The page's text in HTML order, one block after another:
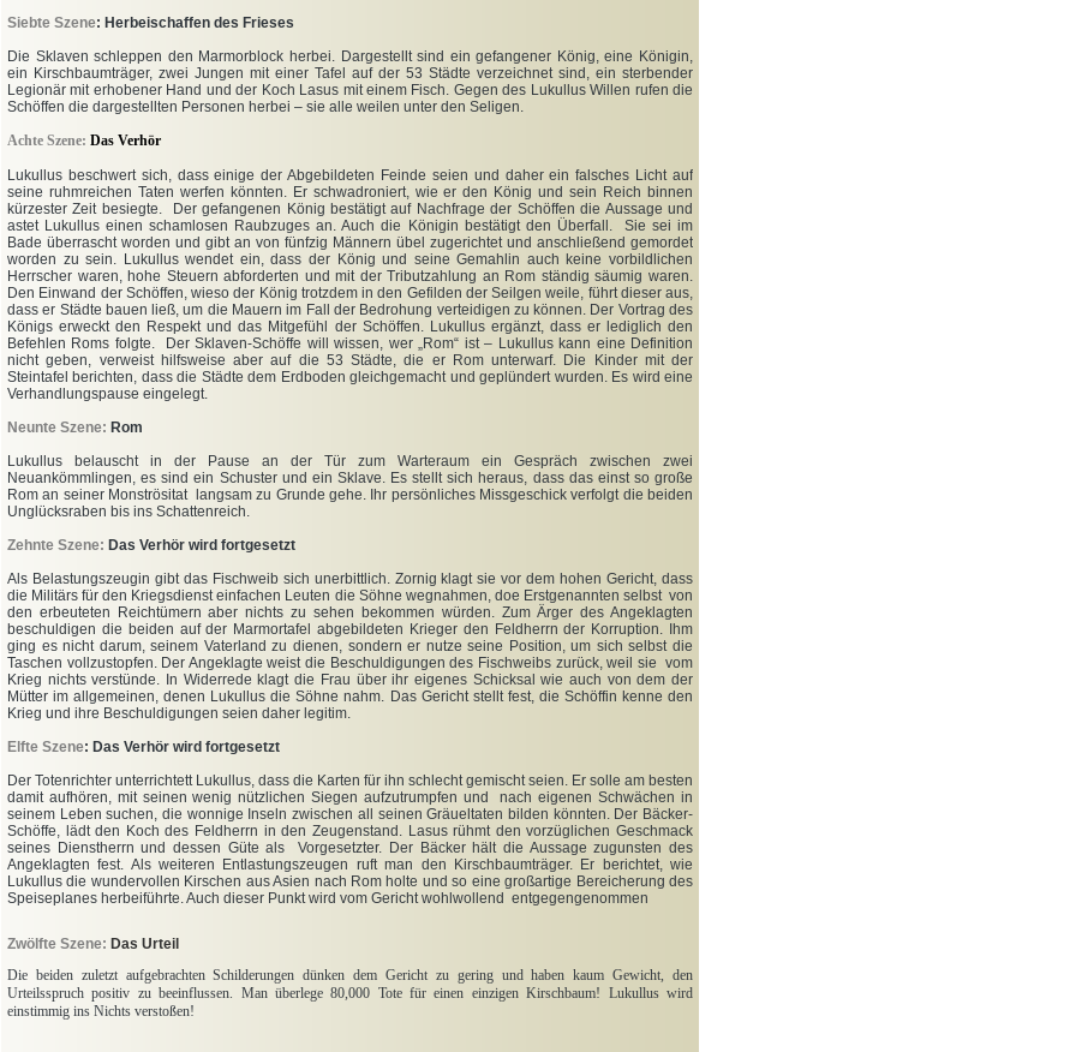
Siebte Szene: Herbeischaffen des Frieses
Die Sklaven schleppen den Marmorblock herbei. Dargestellt sind ein gefangener König, eine Königin,
ein Kirschbaumträger, zwei Jungen mit einer Tafel auf der 53 Städte verzeichnet sind, ein sterbender
Legionär mit erhobener Hand und der Koch Lasus mit einem Fisch. Gegen des Lukullus Willen rufen die
Schöffen die dargestellten Personen herbei – sie alle weilen unter den Seligen.
Achte Szene: Das Verhör
Lukullus beschwert sich, dass einige der Abgebildeten Feinde seien und daher ein falsches Licht auf
seine ruhmreichen Taten werfen könnten. Er schwadroniert, wie er den König und sein Reich binnen
kürzester Zeit besiegte. Der gefangenen König bestätigt auf Nachfrage der Schöffen die Aussage und
astet Lukullus einen schamlosen Raubzuges an. Auch die Königin bestätigt den Überfall. Sie sei im
Bade überrascht worden und gibt an von fünfzig Männern übel zugerichtet und anschließend gemordet
worden zu sein. Lukullus wendet ein, dass der König und seine Gemahlin auch keine vorbildlichen
Herrscher waren, hohe Steuern abforderten und mit der Tributzahlung an Rom ständig säumig waren.
Den Einwand der Schöffen, wieso der König trotzdem in den Gefilden der Seilgen weile, führt dieser aus,
dass er Städte bauen ließ, um die Mauern im Fall der Bedrohung verteidigen zu können. Der Vortrag des
Königs erweckt den Respekt und das Mitgefühl der Schöffen. Lukullus ergänzt, dass er lediglich den
Befehlen Roms folgte. Der Sklaven-Schöffe will wissen, wer „Rom“ ist – Lukullus kann eine Definition
nicht geben, verweist hilfsweise aber auf die 53 Städte, die er Rom unterwarf. Die Kinder mit der
Steintafel berichten, dass die Städte dem Erdboden gleichgemacht und geplündert wurden. Es wird eine
Verhandlungspause eingelegt.
Neunte Szene: Rom
Lukullus belauscht in der Pause an der Tür zum Warteraum ein Gespräch zwischen zwei
Neuankömmlingen, es sind ein Schuster und ein Sklave. Es stellt sich heraus, dass das einst so große
Rom an seiner Monströsitat langsam zu Grunde gehe. Ihr persönliches Missgeschick verfolgt die beiden
Unglücksraben bis ins Schattenreich.
Zehnte Szene: Das Verhör wird fortgesetzt
Als Belastungszeugin gibt das Fischweib sich unerbittlich. Zornig klagt sie vor dem hohen Gericht, dass
die Militärs für den Kriegsdienst einfachen Leuten die Söhne wegnahmen, doe Erstgenannten selbst von
den erbeuteten Reichtümern aber nichts zu sehen bekommen würden. Zum Ärger des Angeklagten
beschuldigen die beiden auf der Marmortafel abgebildeten Krieger den Feldherrn der Korruption. Ihm
ging es nicht darum, seinem Vaterland zu dienen, sondern er nutze seine Position, um sich selbst die
Taschen vollzustopfen. Der Angeklagte weist die Beschuldigungen des Fischweibs zurück, weil sie vom
Krieg nichts verstünde. In Widerrede klagt die Frau über ihr eigenes Schicksal wie auch von dem der
Mütter im allgemeinen, denen Lukullus die Söhne nahm. Das Gericht stellt fest, die Schöffin kenne den
Krieg und ihre Beschuldigungen seien daher legitim.
Elfte Szene: Das Verhör wird fortgesetzt
Der Totenrichter unterrichtett Lukullus, dass die Karten für ihn schlecht gemischt seien. Er solle am besten
damit aufhören, mit seinen wenig nützlichen Siegen aufzutrumpfen und nach eigenen Schwächen in
seinem Leben suchen, die wonnige Inseln zwischen all seinen Gräueltaten bilden könnten. Der Bäcker-
Schöffe, lädt den Koch des Feldherrn in den Zeugenstand. Lasus rühmt den vorzüglichen Geschmack
seines Dienstherrn und dessen Güte als Vorgesetzter. Der Bäcker hält die Aussage zugunsten des
Angeklagten fest. Als weiteren Entlastungszeugen ruft man den Kirschbaumträger. Er berichtet, wie
Lukullus die wundervollen Kirschen aus Asien nach Rom holte und so eine großartige Bereicherung des
Speiseplanes herbeiführte. Auch dieser Punkt wird vom Gericht wohlwollend entgegengenommen
Zwölfte Szene: Das Urteil
Die beiden zuletzt aufgebrachten Schilderungen dünken dem Gericht zu gering und haben kaum Gewicht, den
Urteilsspruch positiv zu beeinflussen. Man überlege 80,000 Tote für einen einzigen Kirschbaum! Lukullus wird
einstimmig ins Nichts verstoßen!